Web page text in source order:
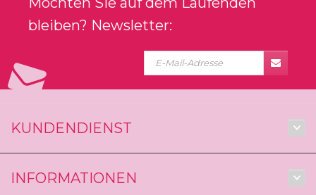
bleiben? Newsletter:
KUNDENDIENST
INFORMATIONEN